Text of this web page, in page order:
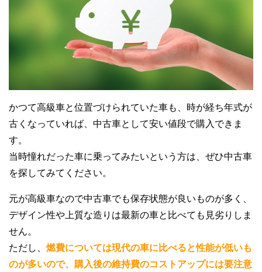
かつて高級車と位置づけられていた車も、時が経ち年式が
古くなっていれば、中古車として安い値段で購入できま
す。
当時憧れだった車に乗ってみたいという方は、ぜひ中古車
を探してみてください。
元が高級車なので中古車でも保存状態が良いものが多く、
デザイン性や上質な造りは最新の車と比べても見劣りしま
せん。
ただし、 燃費については現代の車に比べると性能が低いも
のが多いので、購入後の維持費のコストアップには要注意